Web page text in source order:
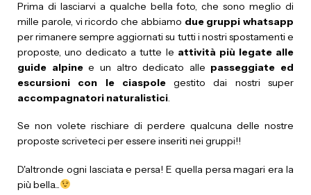
Prima di lasciarvi a qualche bella foto, che sono meglio di
mille parole, vi ricordo che abbiamo due gruppi whatsapp
per rimanere sempre aggiornati su tutti i nostri spostamenti e
proposte, uno dedicato a tutte le attività più legate alle
guide alpinee un altro dedicato alle passeggiate ed
escursioni con le ciaspolegestito dai nostri super
accompagnatori naturalistici.
Se non volete rischiare di perdere qualcuna delle nostre
proposte scriveteci per essere inseriti nei gruppi!!
D'altronde ogni lasciata e persa! E quella persa magari era la
più bella...